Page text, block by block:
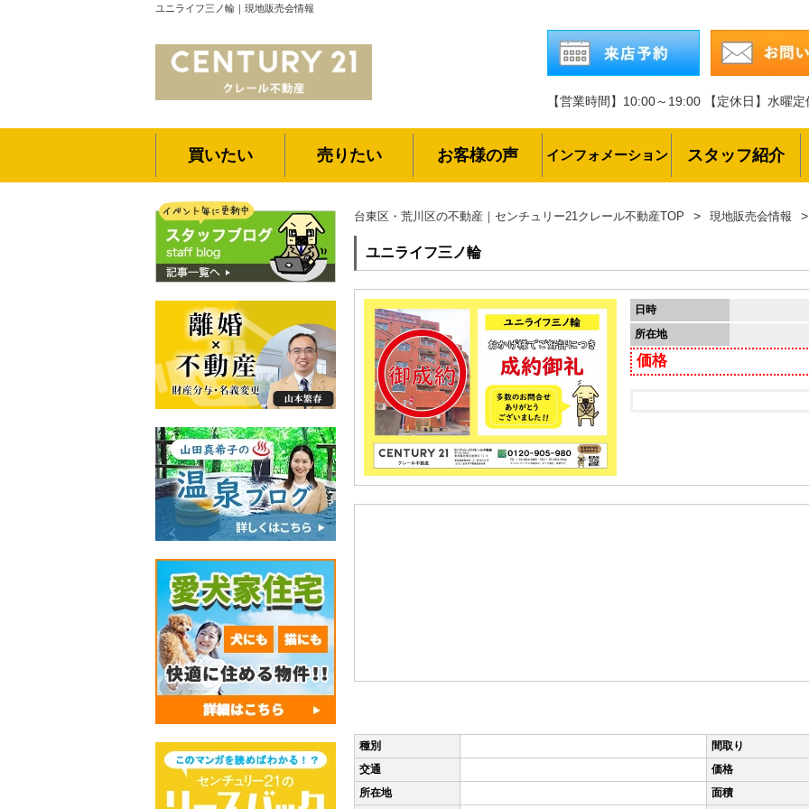
ユニライフ三ノ輪｜現地販売会情報
【営業時間】10:00～19:00 【定休日】水曜定
買いたい 売りたい お客様の声 インフォメーション スタッフ紹介
台東区・荒川区の不動産｜センチュリー21クレール不動産TOP 現地販売会情報
ユニライフ三ノ輪
日時
所在地
価格
種別
間取り
交通
価格
所在地
面積